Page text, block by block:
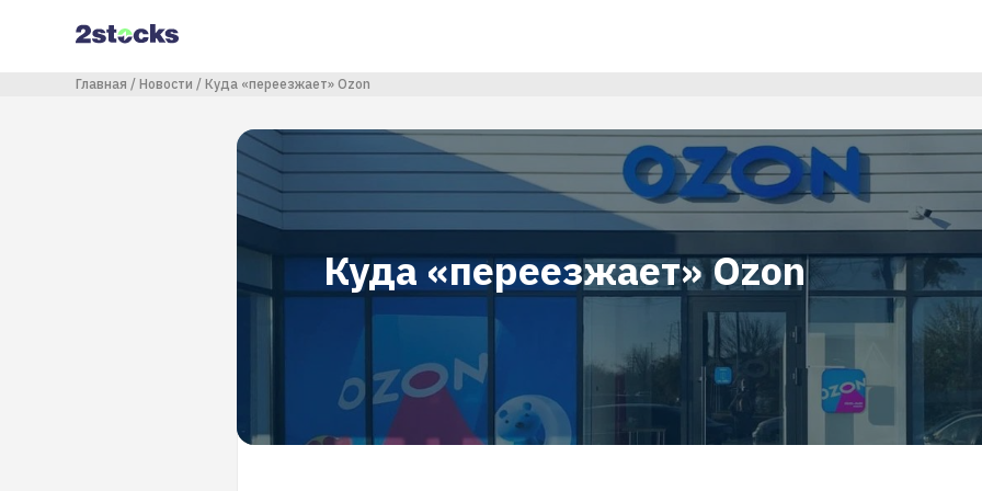
содержанию
Строка навигации
Главная Новости Куда «переезжает» Ozon
Куда «переезжает» Ozon